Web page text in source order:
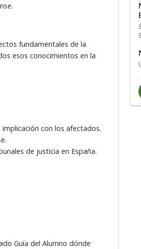
fundamentales de la
esos conocimientos en la
con los afectados.
de justicia en España.
Guía del Alumno dónde